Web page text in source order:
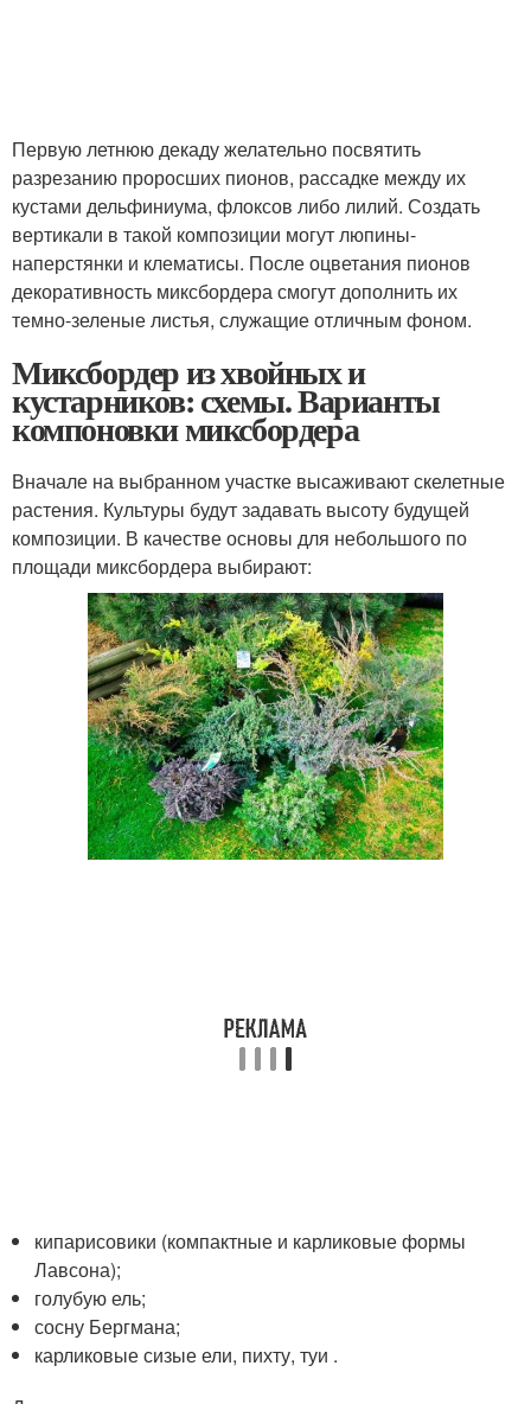
Первую летнюю декаду желательно посвятить
разрезанию проросших пионов, рассадке между их
кустами дельфиниума, флоксов либо лилий. Создать
вертикали в такой композиции могут люпины-
наперстянки и клематисы. После оцветания пионов
декоративность миксбордера смогут дополнить их
темно-зеленые листья, служащие отличным фоном.
Миксбордер из хвойных и
кустарников: схемы. Варианты
компоновки миксбордера
Вначале на выбранном участке высаживают скелетные
растения. Культуры будут задавать высоту будущей
композиции. В качестве основы для небольшого по
площади миксбордера выбирают:
кипарисовики (компактные и карликовые формы
Лавсона);
голубую ель;
сосну Бергмана;
карликовые сизые ели, пихту, туи .